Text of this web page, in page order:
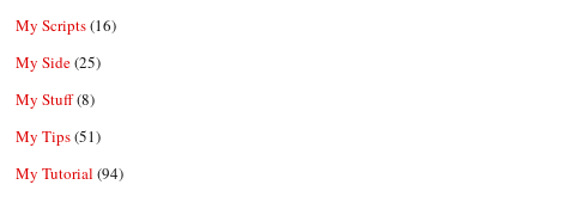
My Scripts(16)
My Side(25)
My Stuff(8)
My Tips(51)
My Tutorial (94)